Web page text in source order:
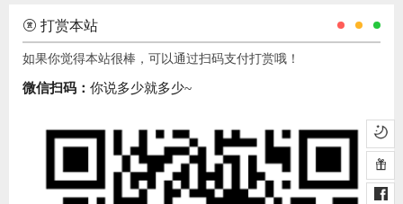
打赏本站
如果你觉得本站很棒，可以通过扫码支付打赏哦！
微信扫码： 你说多少就多少~